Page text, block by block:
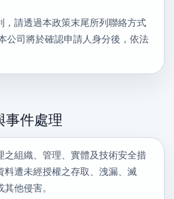
，請透過本政策末尾所列聯絡方式
公司將於確認申請人身分後，依法
事件處理
之組織、管理、實體及技術安全措
料遭未經授權之存取、洩漏、滅
他侵害。